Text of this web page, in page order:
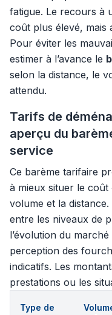
fatigue. Le recours à
coût plus élevé,
Pour éviter les
estimer à l’avance le
selon la distance, le
attendu.
Tarifs de
aperçu du
service
Ce barème tarifaire
à mieux situer le coût
volume et la
entre les niveaux de
l’évolution du
perception des
indicatifs. Les
prestations ou les
Type de